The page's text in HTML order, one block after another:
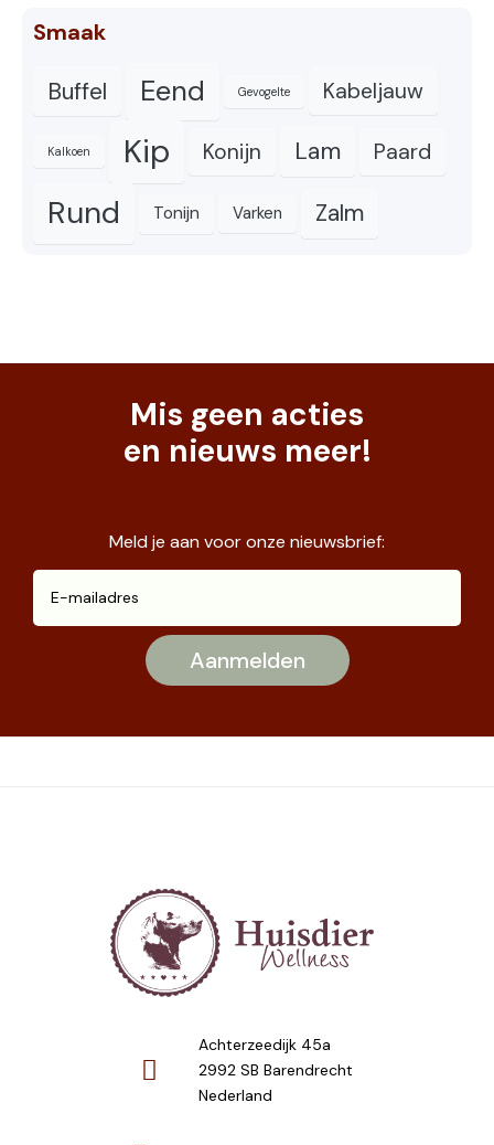
Smaak
Buffel Eend Gevogelte Kabeljauw
Kalkoen Kip Konijn Lam Paard
Rund Tonijn Varken Zalm
Mis geen acties
en nieuws meer!
Meld je aan voor onze nieuwsbrief:
Achterzeedijk 45a
2992 SB Barendrecht
Nederland